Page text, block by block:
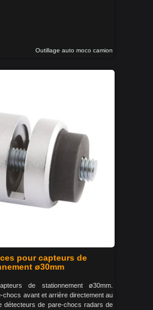
Outillage auto moco camion
pour capteurs de
ø30mm
de stationnement ø30mm.
chocs avant et arrière directement au
détecteurs de pare-chocs radars de